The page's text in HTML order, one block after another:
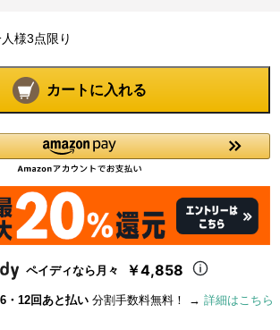
様3点限り
カートに入れる
ペイディなら月々 ￥4,858
・12回あと払い 分割手数料無料！ → 詳細はこちら